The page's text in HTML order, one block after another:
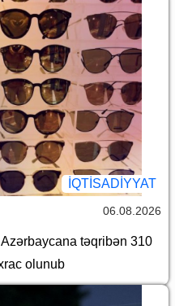
İQTİSADİYYAT
06.08.2026
Azərbaycana təqribən 310
olunub